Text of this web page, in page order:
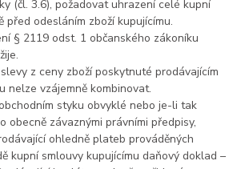
(čl. 3.6), požadovat uhrazení celé kupní
před odesláním zboží kupujícímu.
§ 2119 odst. 1 občanského zákoníku
z ceny zboží poskytnuté prodávajícím
nelze vzájemně kombinovat.
styku obvyklé nebo je-li tak
obecně závaznými právními předpisy,
ohledně plateb prováděných
kupní smlouvy kupujícímu daňový doklad –